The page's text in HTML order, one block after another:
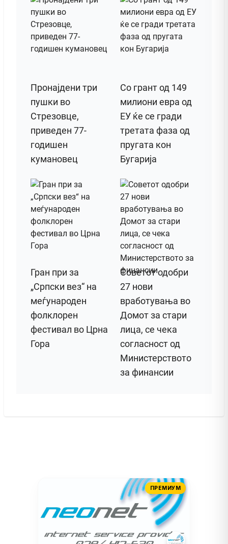
Пронајдени три
пушки во
Стрезовце,
приведен 77-
годишен
кумановец
Со грант од 149
милиони евра од
ЕУ ќе се гради
третата фаза од
пругата кон
Бугарија
Гран при за
„Српски вез“ на
меѓународен
фолклорен
фестивал во Црна
Гора
Советот одобри
27 нови
вработувања во
Домот за стари
лица, се чека
согласност од
Министерството
за финансии
ПРЕМИУМ